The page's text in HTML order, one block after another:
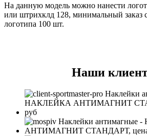
На данную модель можно нанести
или штрихклд 128, минимальный заказ
логотипа 100 шт.
Наши